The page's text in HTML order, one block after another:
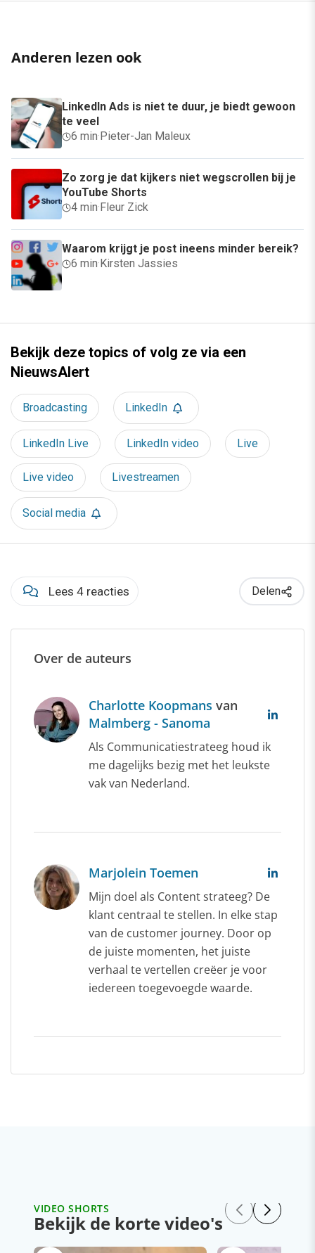
Anderen lezen ook
LinkedIn Ads is niet te duur, je biedt gewoon
te veel
6 min·Pieter-Jan Maleux
Zo zorg je dat kijkers niet wegscrollen bij je
YouTube Shorts
4 min·Fleur Zick
Waarom krijgt je post ineens minder bereik?
6 min·Kirsten Jassies
Bekijk deze topics of volg ze via een
NieuwsAlert
Broadcasting LinkedIn
LinkedIn Live LinkedIn video Live
Live video Livestreamen
Social media
Lees 4 reacties Delen
Over de auteurs
Charlotte Koopmans van
Malmberg - Sanoma
Als Communicatiestrateeg houd ik
me dagelijks bezig met het leukste
vak van Nederland.
Marjolein Toemen
Mijn doel als Content strateeg? De
klant centraal te stellen. In elke stap
van de customer journey. Door op
de juiste momenten, het juiste
verhaal te vertellen creëer je voor
iedereen toegevoegde waarde.
VIDEO SHORTS
Bekijk de korte video's